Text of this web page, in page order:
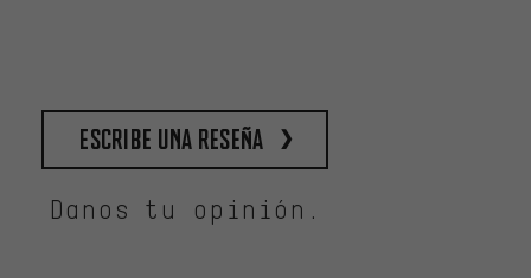
escribe una reseña
Danos tu opinión.